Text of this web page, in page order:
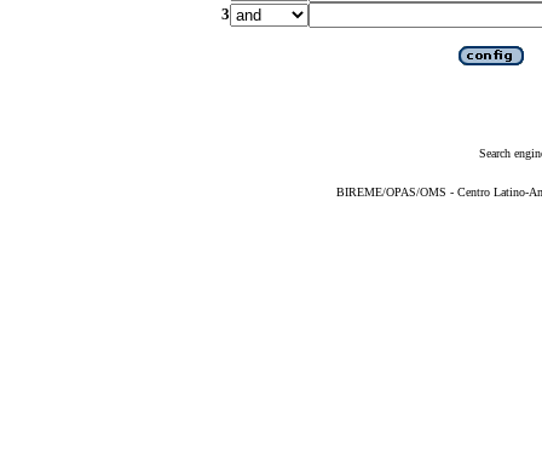
3
Search
BIREME/OPAS/OMS - Centro Latino-